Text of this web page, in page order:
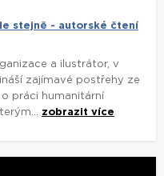
stejně - autorské čtení
a ilustrátor, v
zajímavé postřehy ze
práci humanitární
zobrazit více